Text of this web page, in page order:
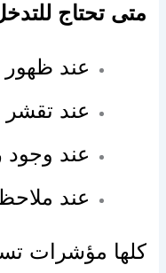
متى تحتاج
عند ظهور
عند تقشر
عند
عند
كلها مؤشرات